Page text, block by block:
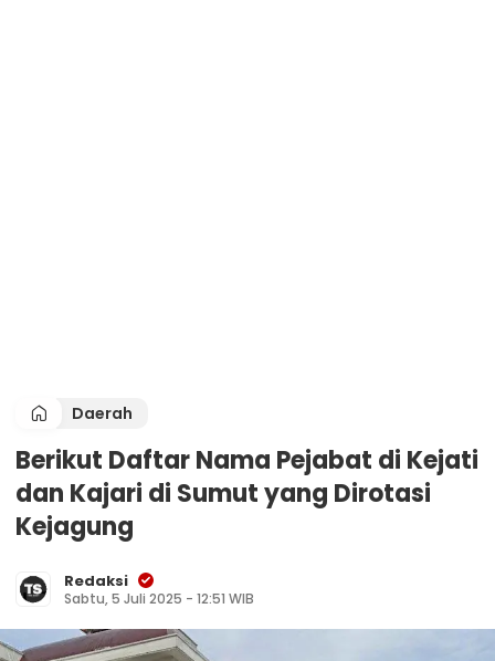
Daerah
Berikut Daftar Nama Pejabat di Kejati
dan Kajari di Sumut yang Dirotasi
Kejagung
Redaksi
Sabtu, 5 Juli 2025 - 12:51 WIB